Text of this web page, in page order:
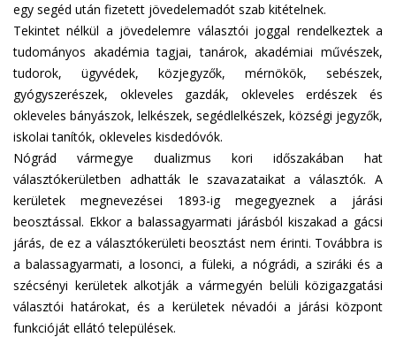
egy segéd után fizetett jövedelemadót szab kitételnek.
Tekintet nélkül a jövedelemre választói joggal rendelkeztek a
tudományos akadémia tagjai, tanárok, akadémiai művészek,
tudorok, ügyvédek, közjegyzők, mérnökök, sebészek,
gyógyszerészek, okleveles gazdák, okleveles erdészek és
okleveles bányászok, lelkészek, segédlelkészek, községi jegyzők,
iskolai tanítók, okleveles kisdedóvók.
Nógrád vármegye dualizmus kori időszakában hat
választókerületben adhatták le szavazataikat a választók. A
kerületek megnevezései 1893-ig megegyeznek a járási
beosztással. Ekkor a balassagyarmati járásból kiszakad a gácsi
járás, de ez a választókerületi beosztást nem érinti. Továbbra is
a balassagyarmati, a losonci, a füleki, a nógrádi, a sziráki és a
szécsényi kerületek alkotják a vármegyén belüli közigazgatási
választói határokat, és a kerületek névadói a járási központ
funkcióját ellátó települések.